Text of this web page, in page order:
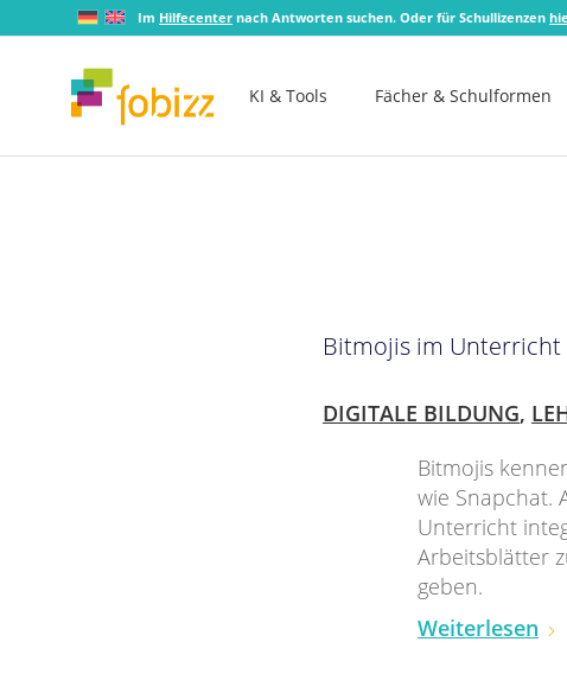
Im Hilfecenter nach Antworten suchen. Oder für Schullizenzen
KI & Tools Fächer & Schulformen
Bitmojis im Unterricht
DIGITALE BILDUNG,
Bitmojis
wie Snapchat.
Unterricht
Arbeitsblätter
geben.
Weiterlesen